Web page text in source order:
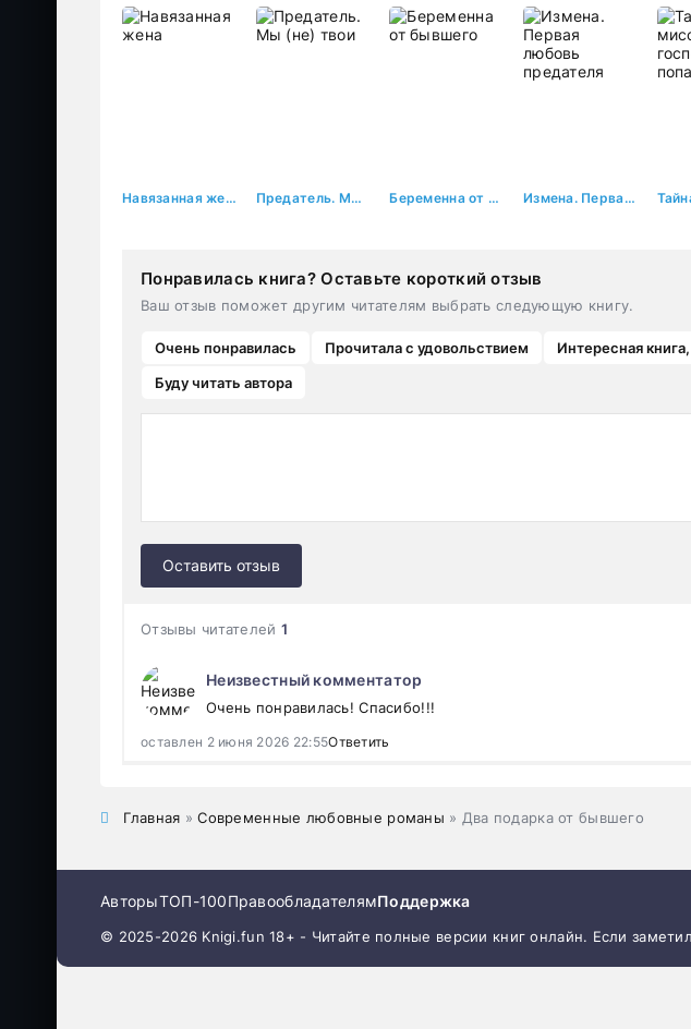
Навязанная жена Предатель. Мы (не) твои Беременна от бывшего Измена. Первая любовь предателя
Понравилась книга? Оставьте короткий отзыв
Ваш отзыв поможет другим читателям выбрать следующую книгу.
Очень понравилась Прочитала с удовольствием
Интересная
Буду читать автора
Оставить отзыв
Отзывы читателей 1
Неизвестный комментатор
Очень понравилась! Спасибо!!!
оставлен 2 июня 2026 22:55Ответить
Главная »Современные любовные романы » Два подарка от бывшего
АвторыТОП-100ПравообладателямПоддержка
© 2025-2026 Knigi.fun 18+ - Читайте полные версии книг онлайн. Если